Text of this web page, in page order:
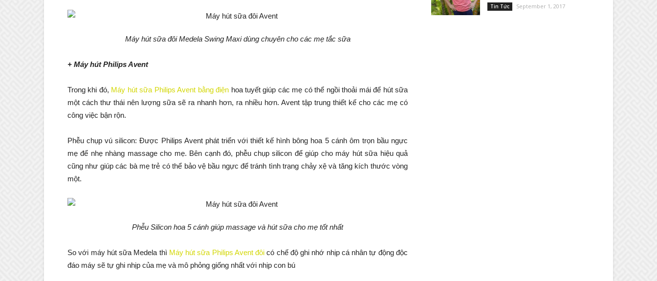
Máy hút sữa đôi Medela Swing Maxi dùng chuyên cho các mẹ tắc sữa
+ Máy hút Philips Avent
Trong khi đó, Máy hút sữa Philips Avent bằng điện hoa tuyết giúp các mẹ có thể ngồi thoải mái để hút sữa
một cách thư thái nên lượng sữa sẽ ra nhanh hơn, ra nhiều hơn. Avent tập trung thiết kế cho các mẹ có
công việc bận rộn.
Phễu chụp vú silicon: Được Philips Avent phát triển với thiết kế hình bông hoa 5 cánh ôm trọn bầu ngực
mẹ để nhẹ nhàng massage cho mẹ. Bên cạnh đó, phễu chụp silicon để giúp cho máy hút sữa hiệu quả
cũng như giúp các bà mẹ trẻ có thể bảo vệ bầu ngực để tránh tình trạng chảy xệ và tăng kích thước vòng
một.
Phễu Silicon hoa 5 cánh giúp massage và hút sữa cho mẹ tốt nhất
So với máy hút sữa Medela thì Máy hút sữa Philips Avent đôi có chế độ ghi nhớ nhịp cá nhân tự động độc
đáo máy sẽ tự ghi nhịp của mẹ và mô phỏng giống nhất với nhịp con bú
Tin Tức September 1, 2017